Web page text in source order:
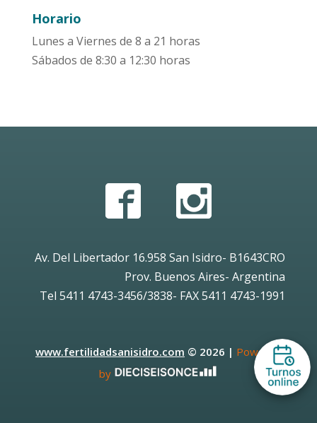
Horario
Lunes a Viernes de 8 a 21 horas
Sábados de 8:30 a 12:30 horas
Av. Del Libertador 16.958 San Isidro- B1643CRO
Prov. Buenos Aires- Argentina
Tel 5411 4743-3456/3838- FAX 5411 4743-1991
www.fertilidadsanisidro.com © 2026 | Powered
by